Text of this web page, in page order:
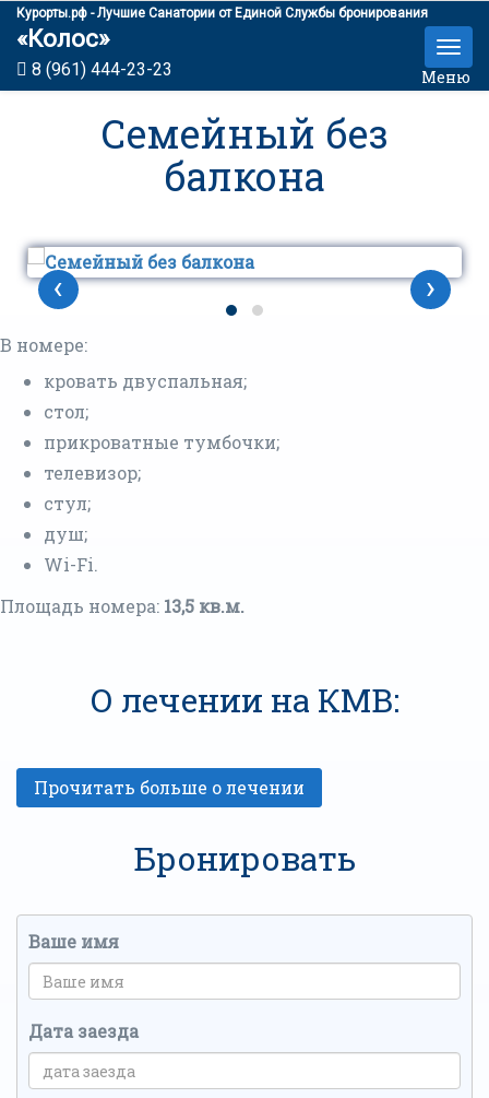
Курорты.рф - Лучшие Санатории от Единой Службы бронирования
«Колос»
8 (961) 444-23-23 Меню
Семейный без
балкона
‹ ›
В номере:
кровать двуспальная;
стол;
прикроватные тумбочки;
телевизор;
стул;
душ;
Wi-Fi.
Площадь номера: 13,5 кв.м.
О лечении на КМВ:
Бронировать
Ваше имя
Дата заезда